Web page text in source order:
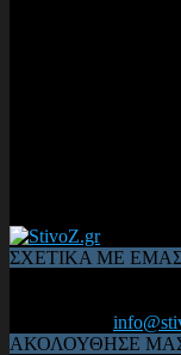
ΣΧΕΤΙΚΑ ΜΕ
ΑΚΟΛΟΥΘΗΣΕ